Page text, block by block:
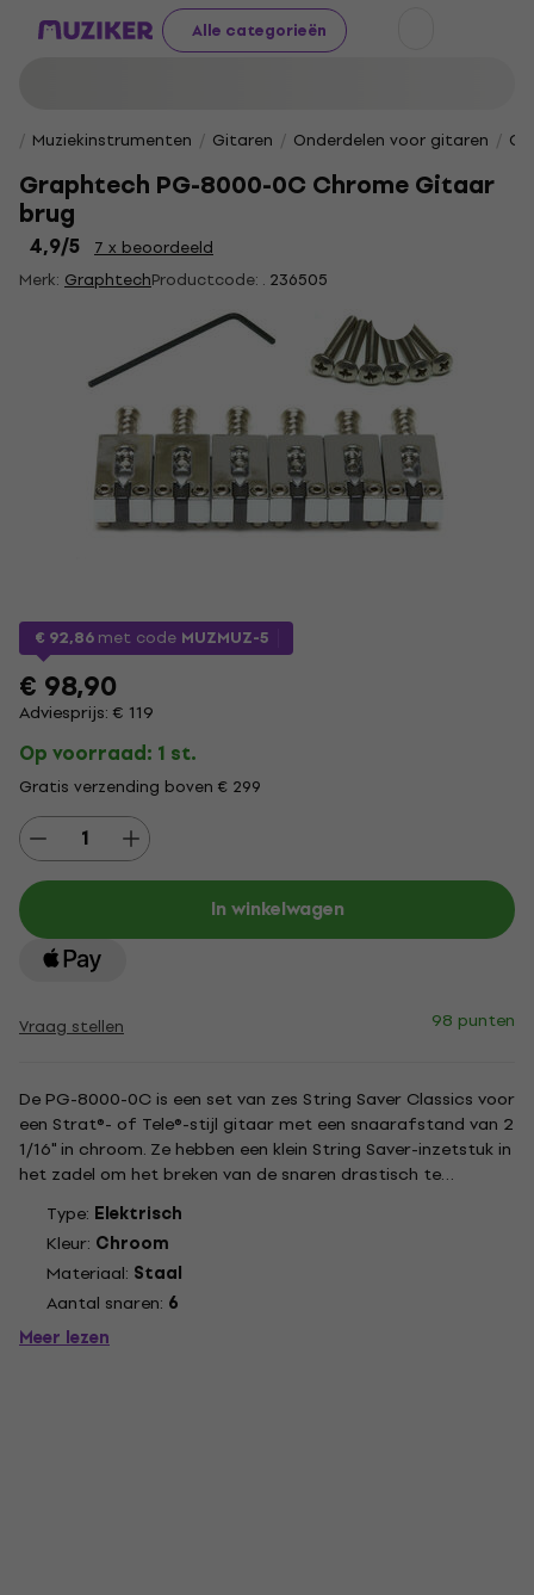
Alle categorieën
Muziekinstrumenten Gitaren Onderdelen voor gitaren
Graphtech PG-8000-0C Chrome Gitaar
brug
4,9/5
7 x beoordeeld
Merk: GraphtechProductcode: . 236505
€ 92,86met code MUZMUZ-5
€ 98,90
Adviesprijs: € 119
Op voorraad: 1 st.
Gratis verzending boven € 299
In winkelwagen
Vraag stellen 98 punten
De PG-8000-0C is een set van zes String Saver Classics voor
een Strat®- of Tele®-stijl gitaar met een snaarafstand van 2
1/16" in chroom. Ze hebben een klein String Saver-inzetstuk in
het zadel om het breken van de snaren drastisch te
verminderen en de stemstabiliteit verbeteren. String Saver
Classics zijn ons prachtig drievoudig geplateerde...
Type: Elektrisch
Kleur: Chroom
Materiaal: Staal
Aantal snaren: 6
Meer lezen